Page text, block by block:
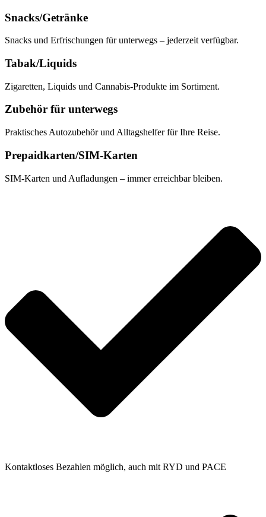
Snacks/Getränke
Snacks und Erfrischungen für unterwegs – jederzeit verfügbar.
Tabak/Liquids
Zigaretten, Liquids und Cannabis-Produkte im Sortiment.
Zubehör für unterwegs
Praktisches Autozubehör und Alltagshelfer für Ihre Reise.
Prepaidkarten/SIM-Karten
SIM-Karten und Aufladungen – immer erreichbar bleiben.
Kontaktloses Bezahlen möglich, auch mit RYD und PACE